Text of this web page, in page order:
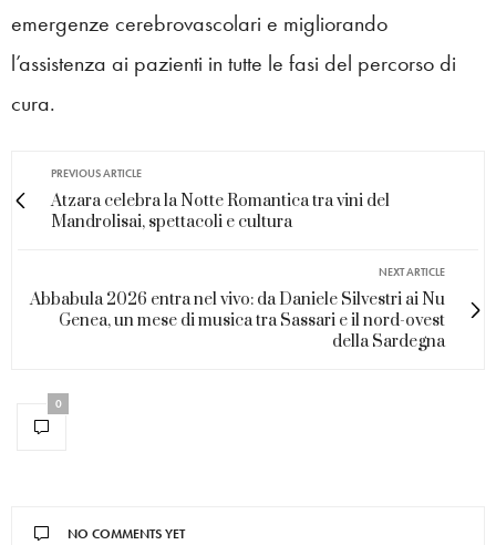
emergenze cerebrovascolari e migliorando
l’assistenza ai pazienti in tutte le fasi del percorso di
cura.
PREVIOUS ARTICLE
Atzara celebra la Notte Romantica tra vini del
Mandrolisai, spettacoli e cultura
NEXT ARTICLE
Abbabula 2026 entra nel vivo: da Daniele Silvestri ai Nu
Genea, un mese di musica tra Sassari e il nord-ovest
della Sardegna
0
NO COMMENTS YET